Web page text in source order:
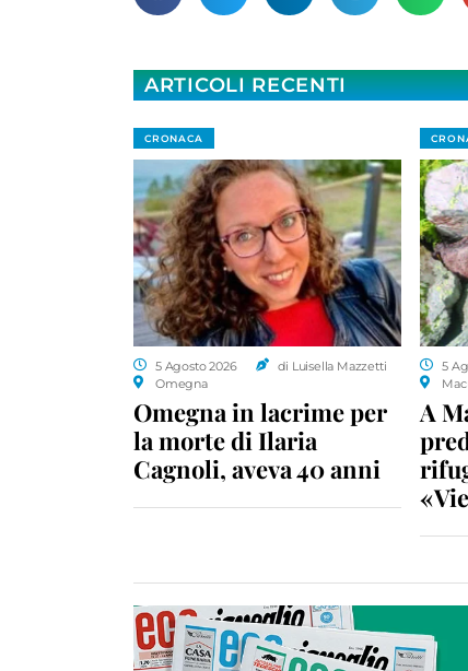
ARTICOLI RECENTI
CRONACA
5 Agosto 2026
di Luisella Mazzetti
Omegna
Omegna in lacrime per
la morte di Ilaria
Cagnoli, aveva 40 anni
5
A